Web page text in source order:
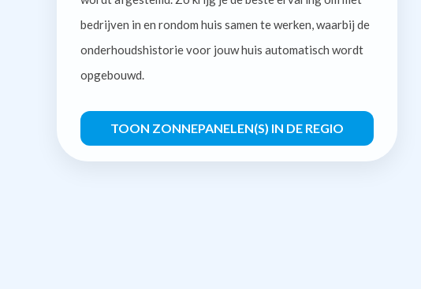
bedrijven in en rondom huis samen te werken, waarbij de
onderhoudshistorie voor jouw huis automatisch wordt
opgebouwd.
TOON ZONNEPANELEN(S) IN DE REGIO